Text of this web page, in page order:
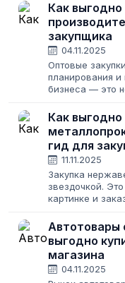
Как
закупщика
04.11.2025
Оптовые
планирования
бизнеса — это
на кону стоят
Как
гид для
11.11.2025
Закупка
звездочкой.
картинке и
компании
Автотовары
выгодно
магазина
04.11.2025